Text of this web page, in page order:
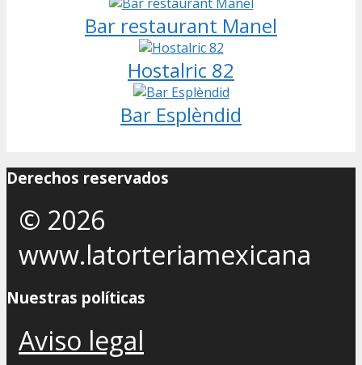
Bar restaurant Manel
Hostalric 82
Bar Esplèndid
Derechos reservados
© 2026
www.latorteriamexicana
Nuestras políticas
Aviso legal